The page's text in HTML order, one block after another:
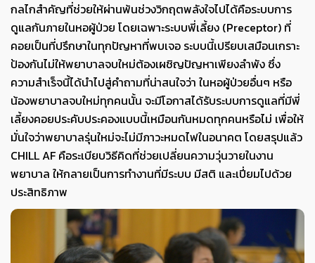
กลไกสำคัญที่ช่วยให้ผ่านพ้นช่วงวิกฤตพลังใจไปได้คือระบบการ
ดูแลกันภายในหอผู้ป่วย โดยเฉพาะระบบพี่เลี้ยง (Preceptor) ที่
คอยเป็นที่ปรึกษาในทุกปัญหาที่พบเจอ ระบบนี้เปรียบเสมือนเกราะ
ป้องกันไม่ให้พยาบาลจบใหม่ต้องเผชิญปัญหาเพียงลำพัง ซึ่ง
ความสำเร็จนี้ได้นำไปสู่คำถามที่น่าสนใจว่า ในหอผู้ป่วยอื่นๆ หรือ
น้องพยาบาลจบใหม่ทุกคนนั้น จะมีโอกาสได้รับระบบการดูแลที่มีพี่
เลี้ยงคอยประคับประคองแบบนี้เหมือนกันหมดทุกคนหรือไม่ เพื่อให้
มั่นใจว่าพยาบาลรุ่นใหม่จะไม่มีภาวะหมดไฟในอนาคต โดยสรุปแล้ว
CHILL AF คือระเบียบวิธีคิดที่ช่วยเปลี่ยนความวุ่นวายในงาน
พยาบาล ให้กลายเป็นการทำงานที่มีระบบ มีสติ และเปี่ยมไปด้วย
ประสิทธิภาพ